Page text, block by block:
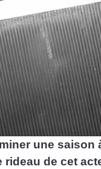
une saison
de cet